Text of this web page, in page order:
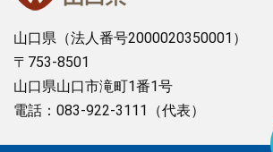
山口県 （法人番号2000020350001）
〒753-8501
山口県山口市滝町1番1号
電話：083-922-3111（代表）